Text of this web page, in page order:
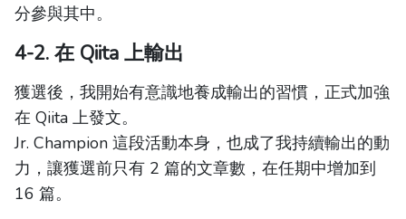
分參與其中。
4-2. 在 Qiita 上輸出
獲選後，我開始有意識地養成輸出的習慣，正式加強
在 Qiita 上發文。
Jr. Champion 這段活動本身，也成了我持續輸出的動
力，讓獲選前只有 2 篇的文章數，在任期中增加到
16 篇。